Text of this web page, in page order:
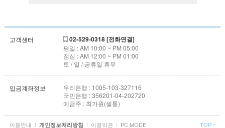
고객센터 02-529-0318 [전화연결]
평일 : AM 10:00 ~ PM 05:00
점심 : AM 12:00 ~ PM 01:00
토 / 일 / 공휴일 휴무
입금계좌정보
우리은행 : 1005-103-327116
국민은행 : 356201-04-202720
예금주 : 최가원(셀통)
이용안내 I 개인정보처리방침 I 이용약관I PC MODE TOP